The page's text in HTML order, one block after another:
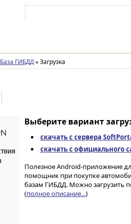
База ГИБДД »Загрузка
Выберите вариант
скачать с сервера
скачать с официального
Полезное Android-приложение
помощник при покупке
базам ГИБДД. Можно загрузить
(полное описание...)